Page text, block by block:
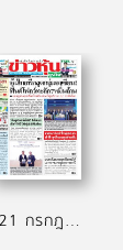
21 กรกฎาคม 2569